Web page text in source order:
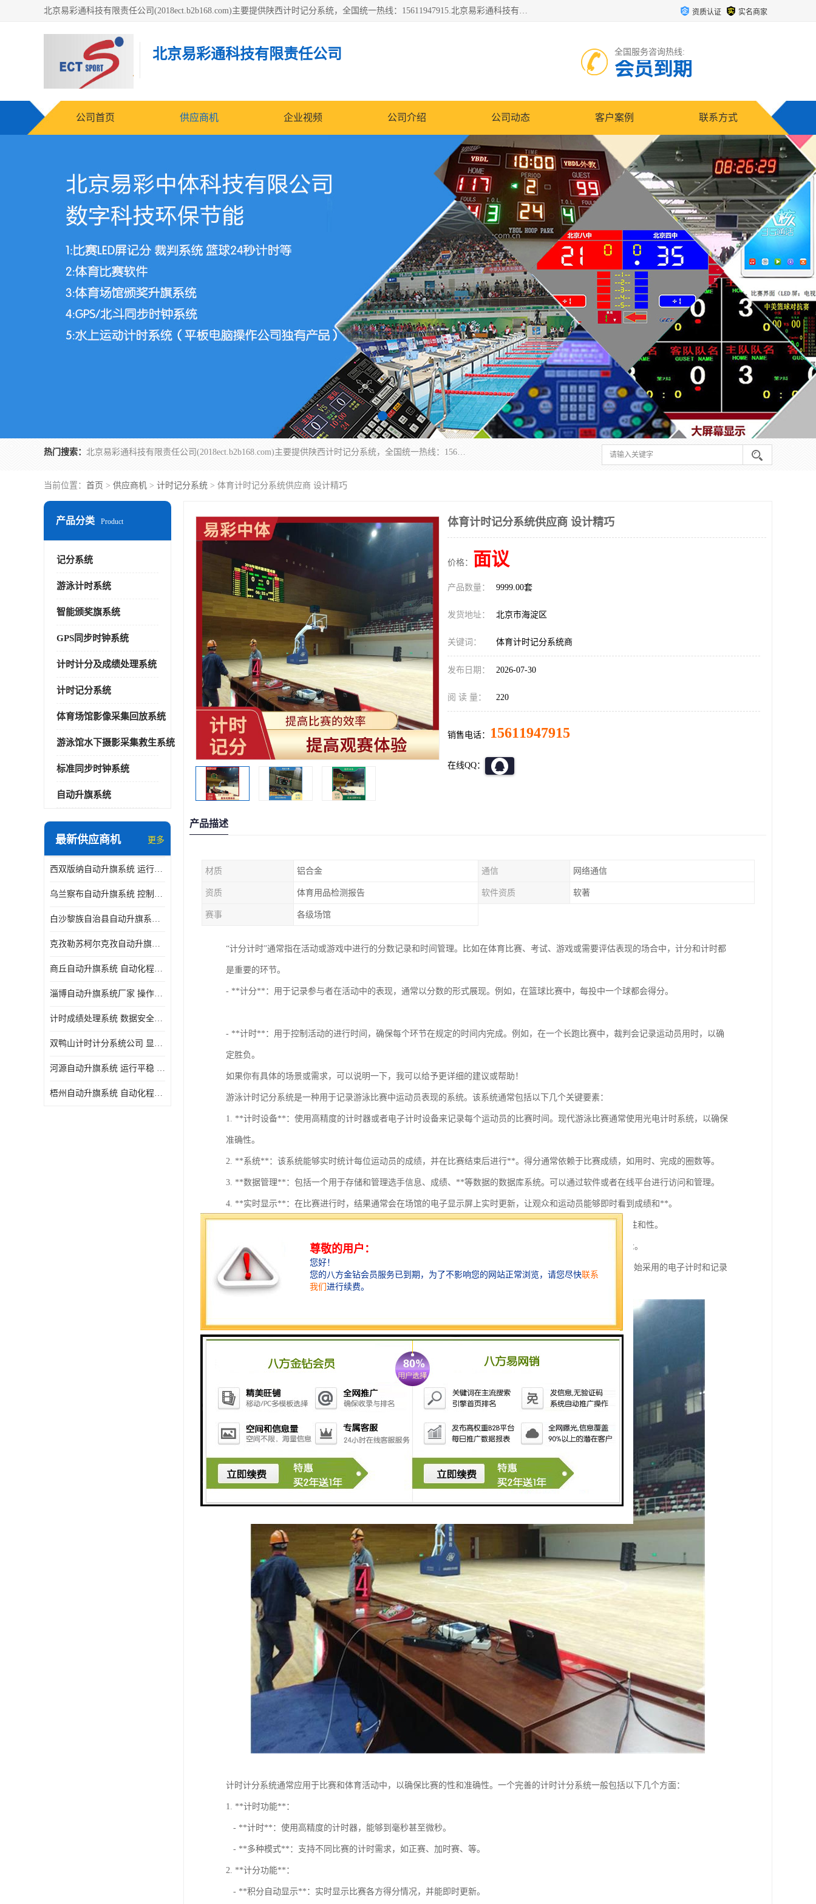
北京易彩通科技有限责任公司(2018ect.b2b168.com)主要提供陕西计时记分系统，全国统一热线：15611947915.北京易彩通科技有限责任公司有一支长期从事智能控制系统研发的高素质的队伍，具有嵌入式系统，视频系统、通信系统、网络系统，体育计时系统的知识和技能。强力打造体育比赛计时计分系统、智能升降旗系统、标准时钟系统、赛事编排及信息发布系统，为用户提供较新的，较廉价的，应用解决方案。 资质认证 实名商家
北京易彩通科技有限责任公司 全国服务咨询热线:
会员到期
公司首页 供应商机 企业视频 公司介绍 公司动态 客户案例 联系方式
热门搜索： 北京易彩通科技有限责任公司(2018ect.b2b168.com)主要提供陕西计时记分系统，全国统一热线：15611947915.北京易彩通科技有限责任公司有一支长期从事智能控制系统研发的高素质的队伍，具有嵌入式系统，视频系统、通信系统、网络系统，体育计时系统的知识和技能。强力打造体育比赛计时计分系统、智能升降旗系统、标准时钟系统、赛事编排及信息发布系统，为用户提供较新的，较廉价的，应用解决方案。
当前位置： 首页 > 供应商机 > 计时记分系统 > 体育计时记分系统供应商 设计精巧
产品分类 Product
记分系统
游泳计时系统
智能颁奖旗系统
GPS同步时钟系统
计时计分及成绩处理系统
计时记分系统
体育场馆影像采集回放系统
游泳馆水下摄影采集救生系统
标准同步时钟系统
自动升旗系统
最新供应商机 更多
西双版纳自动升旗系统 运行平稳 功能强大
乌兰察布自动升旗系统 控制灵活 设计简单 灵活 提高工作效率
白沙黎族自治县自动升旗系统 操作简单 提高工作效率 安装简单
克孜勒苏柯尔克孜自动升旗系统 运行平稳 安装简单
商丘自动升旗系统 自动化程度高 提高工作效率
淄博自动升旗系统厂家 操作简单 提高工作效率
计时成绩处理系统 数据安全稳定准确 提升场馆形象 操作简便
双鸭山计时计分系统公司 显示效果好 提升场馆形象
河源自动升旗系统 运行平稳 设计简单 灵活
梧州自动升旗系统 自动化程度高 性价比高
体育计时记分系统供应商 设计精巧
价格： 面议
产品数量： 9999.00套
发货地址： 北京市海淀区
关键词： 体育计时记分系统商
发布日期： 2026-07-30
阅 读 量： 220
销售电话： 15611947915
在线QQ：
产品描述
材质 铝合金 通信 网络通信
资质 体育用品检测报告 软件资质 软著
赛事 各级场馆
“计分计时”通常指在活动或游戏中进行的分数记录和时间管理。比如在体育比赛、考试、游戏或需要评估表现的场合中，计分和计时都
是重要的环节。
- **计分**：用于记录参与者在活动中的表现，通常以分数的形式展现。例如，在篮球比赛中，每投中一个球都会得分。
- **计时**：用于控制活动的进行时间，确保每个环节在规定的时间内完成。例如，在一个长跑比赛中，裁判会记录运动员用时，以确
定胜负。
如果你有具体的场景或需求，可以说明一下，我可以给予更详细的建议或帮助！
游泳计时记分系统是一种用于记录游泳比赛中运动员表现的系统。该系统通常包括以下几个关键要素：
1. **计时设备**：使用高精度的计时器或者电子计时设备来记录每个运动员的比赛时间。现代游泳比赛通常使用光电计时系统，以确保
准确性。
2. **系统**：该系统能够实时统计每位运动员的成绩，并在比赛结束后进行**。得分通常依赖于比赛成绩，如用时、完成的圈数等。
3. **数据管理**：包括一个用于存储和管理选手信息、成绩、**等数据的数据库系统。可以通过软件或者在线平台进行访问和管理。
4. **实时显示**：在比赛进行时，结果通常会在场馆的电子显示屏上实时更新，让观众和运动员能够即时看到成绩和**。
5. **规则遵循**：计时记分系统需要遵循国际泳联（FINA）或其他相关组织的比赛规则，以确保比赛的公平性和性。
6. **结果发布**：比赛结束后，系统会生成终成绩单，并通过渠道（例如网页、社交媒体、公告）发布给公众。
游泳计时记分系统的有效性对比赛的顺利进行和结果的性至关重要。随着科技的发展，越来越多的游泳比赛开始采用的电子计时和记录
技术。
计时计分系统通常应用于比赛和体育活动中，以确保比赛的性和准确性。一个完善的计时计分系统一般包括以下几个方面：
1. **计时功能**：
- **计时**：使用高精度的计时器，能够到毫秒甚至微秒。
- **多种模式**：支持不同比赛的计时需求，如正赛、加时赛、等。
2. **计分功能**：
- **积分自动显示**：实时显示比赛各方得分情况，并能即时更新。